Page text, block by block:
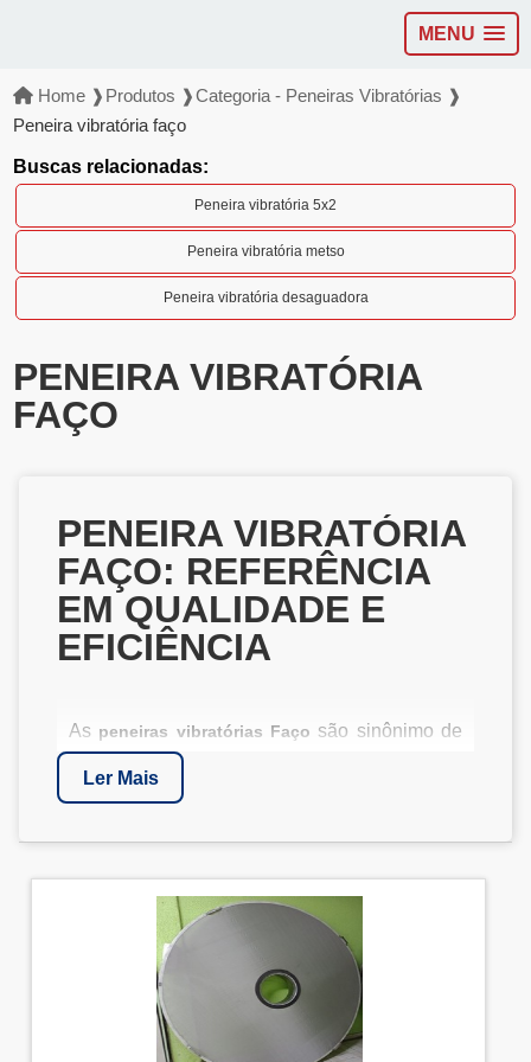
MENU
Home ❱ Produtos ❱Categoria - Peneiras Vibratórias ❱
Peneira vibratória faço
Buscas relacionadas:
Peneira vibratória 5x2
Peneira vibratória metso
Peneira vibratória desaguadora
PENEIRA VIBRATÓRIA
FAÇO
PENEIRA VIBRATÓRIA
FAÇO: REFERÊNCIA
EM QUALIDADE E
EFICIÊNCIA
As peneiras vibratórias Faço são sinônimo de
qualidade e robustez no mercado industrial.
Reconhecidas por sua eficiência na
setores como mineração, construção civil,
agronegócio e outros segmentos que
demandam equipamentos confiáveis e de alto
desempenho. Se você busca um equipamento
eficiente, conheça mais sobre as opções de
peneiras vibratórias para areia
.
Ler Mais